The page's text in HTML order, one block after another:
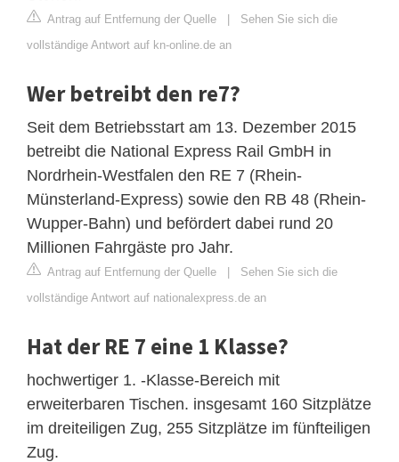
Antrag auf Entfernung der Quelle | Sehen Sie sich die
vollständige Antwort auf kn-online.de an
Wer betreibt den re7?
Seit dem Betriebsstart am 13. Dezember 2015
betreibt die National Express Rail GmbH in
Nordrhein-Westfalen den RE 7 (Rhein-
Münsterland-Express) sowie den RB 48 (Rhein-
Wupper-Bahn) und befördert dabei rund 20
Millionen Fahrgäste pro Jahr.
Antrag auf Entfernung der Quelle | Sehen Sie sich die
vollständige Antwort auf nationalexpress.de an
Hat der RE 7 eine 1 Klasse?
hochwertiger 1. -Klasse-Bereich mit
erweiterbaren Tischen. insgesamt 160 Sitzplätze
im dreiteiligen Zug, 255 Sitzplätze im fünfteiligen
Zug.